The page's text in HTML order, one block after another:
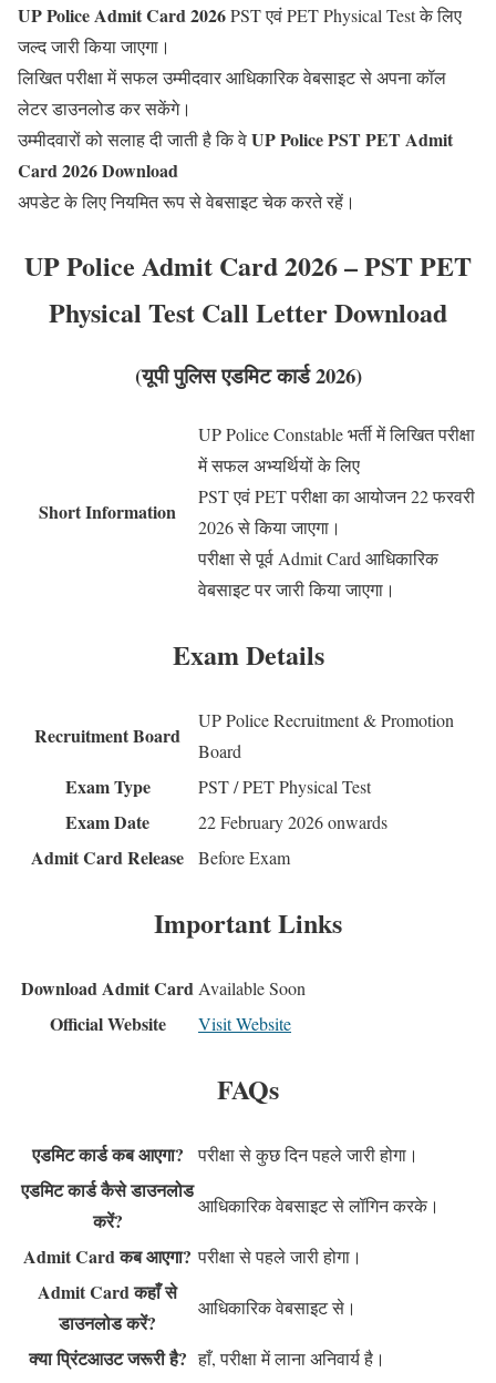
UP Police Admit Card 2026PST एवं PET Physical Test के लिए
जल्द जारी किया जाएगा।
लिखित परीक्षा में सफल उम्मीदवार आधिकारिक वेबसाइट से अपना कॉल
लेटर डाउनलोड कर सकेंगे।
उम्मीदवारों को सलाह दी जाती है कि वेUP Police PST PET Admit
Card 2026 Download
अपडेट के लिए नियमित रूप से वेबसाइट चेक करते रहें।
UP Police Admit Card 2026 – PST PET
Physical Test Call Letter Download
(यूपी पुलिस एडमिट कार्ड 2026)
Short Information
UP Police Constable भर्ती में लिखित परीक्षा
में सफल अभ्यर्थियों के लिए
PST एवं PET परीक्षा का आयोजन 22 फरवरी
2026 से किया जाएगा।
परीक्षा से पूर्व Admit Card आधिकारिक
वेबसाइट पर जारी किया जाएगा।
Exam Details
Recruitment Board
UP Police Recruitment & Promotion
Board
Exam Type PST / PET Physical Test
Exam Date 22 February 2026 onwards
Admit Card Release Before Exam
Important Links
Download Admit Card Available Soon
Official Website Visit Website
FAQs
एडमिट कार्ड कब आएगा? परीक्षा से कुछ दिन पहले जारी होगा।
एडमिट कार्ड कैसे डाउनलोड
करें?
आधिकारिक वेबसाइट से लॉगिन करके।
Admit Card कब आएगा? परीक्षा से पहले जारी होगा।
Admit Card कहाँ से
डाउनलोड करें?
आधिकारिक वेबसाइट से।
क्या प्रिंटआउट जरूरी है? हाँ, परीक्षा में लाना अनिवार्य है।